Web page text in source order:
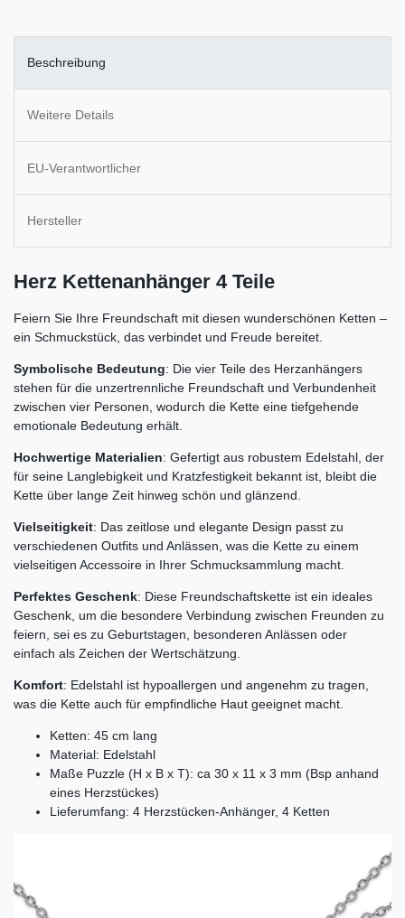
Beschreibung
Weitere Details
EU-Verantwortlicher
Hersteller
Herz Kettenanhänger 4 Teile
Feiern Sie Ihre Freundschaft mit diesen wunderschönen Ketten –
ein Schmuckstück, das verbindet und Freude bereitet.
Symbolische Bedeutung: Die vier Teile des Herzanhängers
stehen für die unzertrennliche Freundschaft und Verbundenheit
zwischen vier Personen, wodurch die Kette eine tiefgehende
emotionale Bedeutung erhält.
Hochwertige Materialien: Gefertigt aus robustem Edelstahl, der
für seine Langlebigkeit und Kratzfestigkeit bekannt ist, bleibt die
Kette über lange Zeit hinweg schön und glänzend.
Vielseitigkeit: Das zeitlose und elegante Design passt zu
verschiedenen Outfits und Anlässen, was die Kette zu einem
vielseitigen Accessoire in Ihrer Schmucksammlung macht.
Perfektes Geschenk: Diese Freundschaftskette ist ein ideales
Geschenk, um die besondere Verbindung zwischen Freunden zu
feiern, sei es zu Geburtstagen, besonderen Anlässen oder
einfach als Zeichen der Wertschätzung.
Komfort: Edelstahl ist hypoallergen und angenehm zu tragen,
was die Kette auch für empfindliche Haut geeignet macht.
Ketten: 45 cm lang
Material: Edelstahl
Maße Puzzle (H x B x T): ca 30 x 11 x 3 mm (Bsp anhand
eines Herzstückes)
Lieferumfang: 4 Herzstücken-Anhänger, 4 Ketten